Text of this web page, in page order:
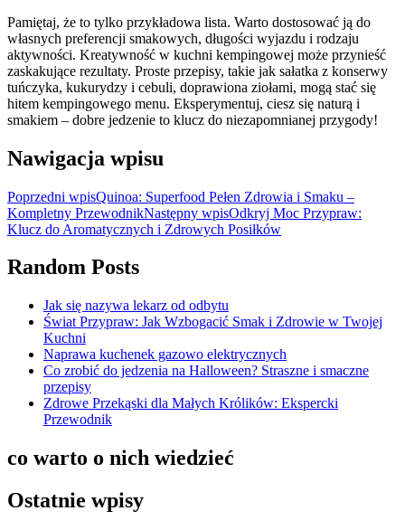
Pamiętaj, że to tylko przykładowa lista. Warto dostosować ją do
własnych preferencji smakowych, długości wyjazdu i rodzaju
aktywności. Kreatywność w kuchni kempingowej może przynieść
zaskakujące rezultaty. Proste przepisy, takie jak sałatka z konserwy
tuńczyka, kukurydzy i cebuli, doprawiona ziołami, mogą stać się
hitem kempingowego menu. Eksperymentuj, ciesz się naturą i
smakiem – dobre jedzenie to klucz do niezapomnianej przygody!
Nawigacja wpisu
Poprzedni wpisQuinoa: Superfood Pełen Zdrowia i Smaku –
Kompletny PrzewodnikNastępny wpisOdkryj Moc Przypraw:
Klucz do Aromatycznych i Zdrowych Posiłków
Random Posts
Jak się nazywa lekarz od odbytu
Świat Przypraw: Jak Wzbogacić Smak i Zdrowie w Twojej
Kuchni
Naprawa kuchenek gazowo elektrycznych
Co zrobić do jedzenia na Halloween? Straszne i smaczne
przepisy
Zdrowe Przekąski dla Małych Królików: Ekspercki
Przewodnik
co warto o nich wiedzieć
Ostatnie wpisy